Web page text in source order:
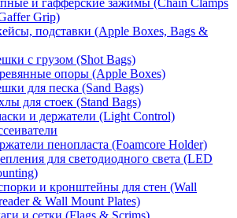
и гафферские зажимы (Chain Clamps
Grip)
подставки (Apple Boxes, Bags &
с грузом (Shot Bags)
опоры (Apple Boxes)
для песка (Sand Bags)
для стоек (Stand Bags)
и держатели (Light Control)
пенопласта (Foamcore Holder)
для светодиодного света (LED
и кронштейны для стен (Wall
& Wall Mount Plates)
и сетки (Flags & Scrims)